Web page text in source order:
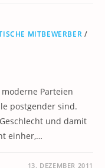
MITBEWERBER /
Parteien
postgender sind.
und damit
einher,…
13. DEZEMBER 2011